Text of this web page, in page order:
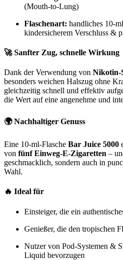
(Mouth-to-Lung)
Flaschenart: handliches 10-
kindersicherem Verschluss &
🚀 Sanfter Zug, schnelle Wirkung
Dank der Verwendung von Nikotin-
besonders weichen Halszug ohne
gleichzeitig schnell und effektiv
die Wert auf eine angenehme und
🌍 Nachhaltiger Genuss
Eine 10-ml-Flasche Bar Juice 5000
von fünf Einweg-E-Zigaretten –
geschmacklich, sondern auch in
Wahl.
🔥 Ideal für
Einsteiger, die ein
Genießer, die den tropischen
Nutzer von Pod-Systemen &
Liquid bevorzugen